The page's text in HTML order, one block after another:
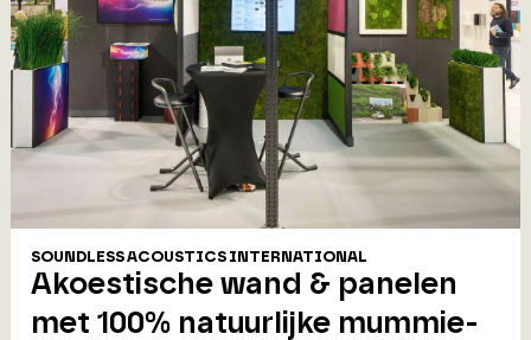
SOUNDLESS ACOUSTICS INTERNATIONAL
Akoestische wand & panelen
met 100% natuurlijke mummie-